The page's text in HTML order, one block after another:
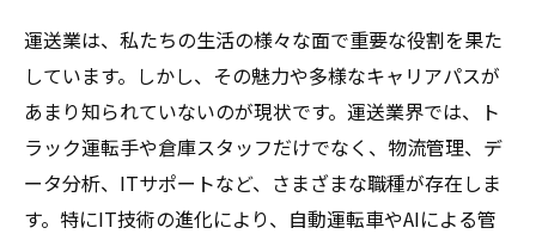
運送業は、私たちの生活の様々な面で重要な役割を果た
しています。しかし、その魅力や多様なキャリアパスが
あまり知られていないのが現状です。運送業界では、ト
ラック運転手や倉庫スタッフだけでなく、物流管理、デ
ータ分析、ITサポートなど、さまざまな職種が存在しま
す。特にIT技術の進化により、自動運転車やAIによる管